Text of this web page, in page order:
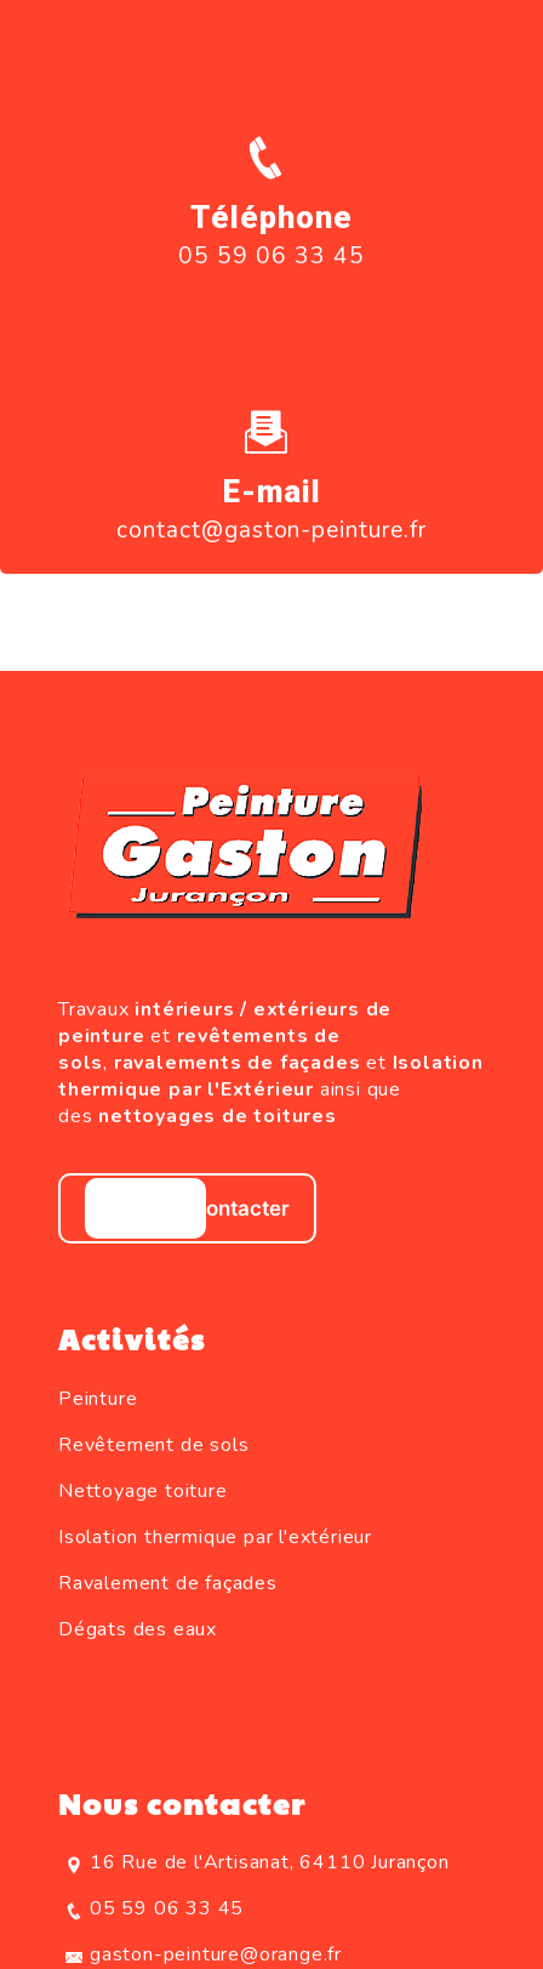
Téléphone
05 59 06 33 45
E-mail
contact@gaston-peinture.fr
Travaux intérieurs / extérieurs de
peinture et revêtements de
sols, ravalements de façades et Isolation
thermique par l'Extérieur ainsi que
des nettoyages de toitures
Nous contacter
Activités
Peinture
Revêtement de sols
Nettoyage toiture
Isolation thermique par l'extérieur
Ravalement de façades
Dégats des eaux
Nous contacter
16 Rue de l'Artisanat, 64110 Jurançon
05 59 06 33 45
gaston-peinture@orange.fr